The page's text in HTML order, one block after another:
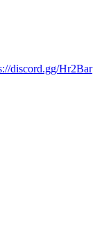
discord.gg/Hr2Bar